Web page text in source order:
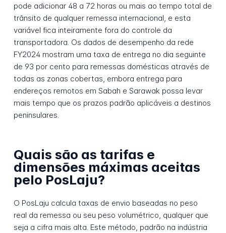
pode adicionar 48 a 72 horas ou mais ao tempo total de
trânsito de qualquer remessa internacional, e esta
variável fica inteiramente fora do controle da
transportadora. Os dados de desempenho da rede
FY2024 mostram uma taxa de entrega no dia seguinte
de 93 por cento para remessas domésticas através de
todas as zonas cobertas, embora entrega para
endereços remotos em Sabah e Sarawak possa levar
mais tempo que os prazos padrão aplicáveis a destinos
peninsulares.
Quais são as tarifas e
dimensões máximas aceitas
pelo PosLaju?
O PosLaju calcula taxas de envio baseadas no peso
real da remessa ou seu peso volumétrico, qualquer que
seja a cifra mais alta. Este método, padrão na indústria